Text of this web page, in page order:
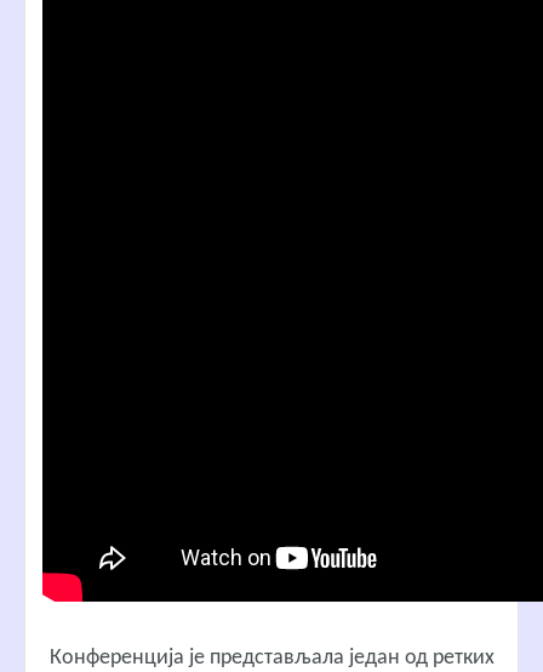
Конференција је представљала један од ретких